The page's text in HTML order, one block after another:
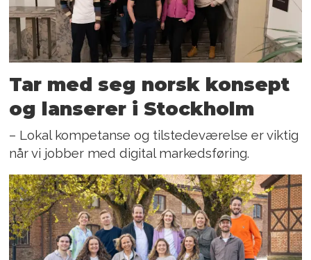
Tar med seg norsk konsept
og lanserer i Stockholm
– Lokal kompetanse og tilstedeværelse er viktig
når vi jobber med digital markedsføring.